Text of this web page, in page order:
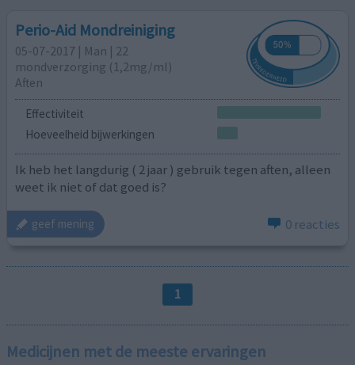
Perio-Aid Mondreiniging
05-07-2017 | Man | 22
mondverzorging (1,2mg/ml)
Aften
Effectiviteit
Hoeveelheid bijwerkingen
Ik heb het langdurig ( 2 jaar ) gebruik tegen aften, alleen
weet ik niet of dat goed is?
geef mening 0 reacties
1
Medicijnen met de meeste ervaringen